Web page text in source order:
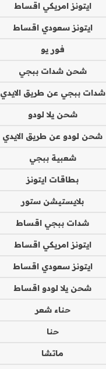
ايتونز امريكي اقساط
ايتونز سعودي اقساط
فور يو
شحن شدات ببجي
شدات ببجي عن طريق الايدي
شحن يلا لودو
شحن لودو عن طريق الايدي
شعبية ببجي
بطاقات ايتونز
بلايستيشن ستور
شدات ببجي اقساط
ايتونز امريكي اقساط
ايتونز سعودي اقساط
شحن يلا لودو اقساط
حناء شعر
حنا
ماتشا